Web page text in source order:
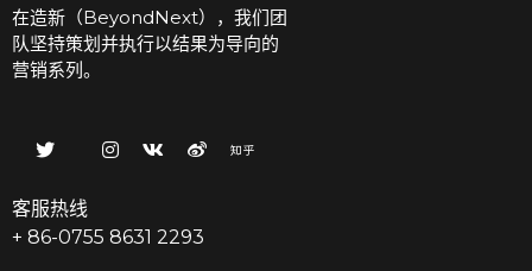
在造新（BeyondNext），我们团
队坚持策划并执行以结果为导向的
营销系列。
客服热线
+ 86-0755 8631 2293